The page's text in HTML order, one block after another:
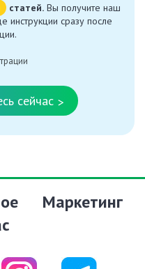
статей. Вы получите наш
инструкции сразу после
сейчас >
Маркетинг